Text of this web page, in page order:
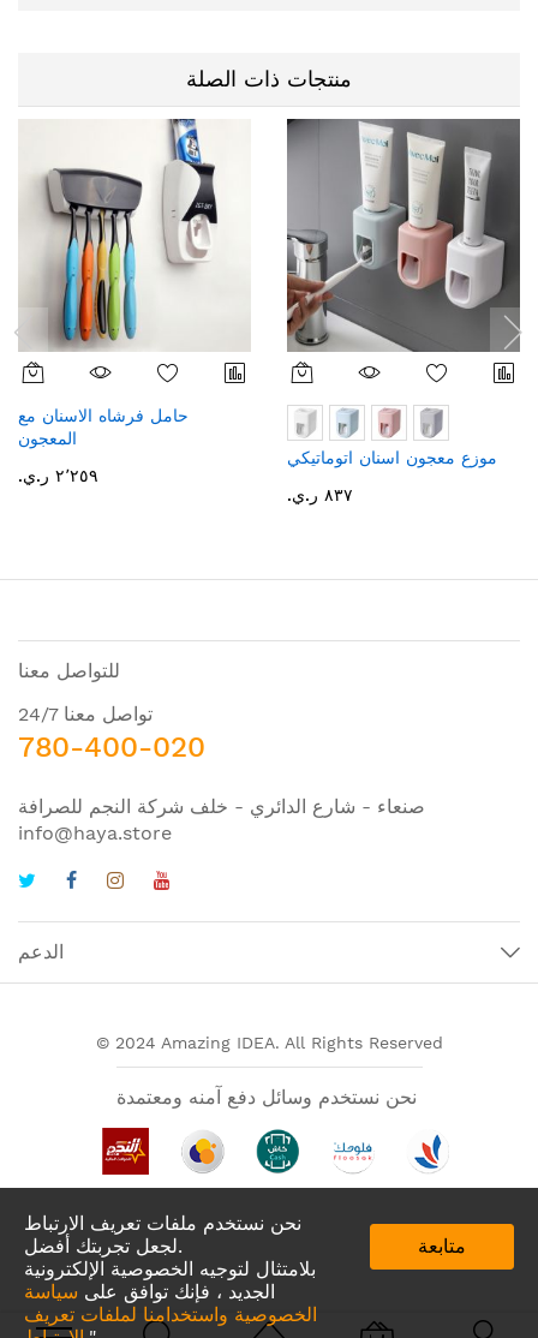
نحن نستخدم ملفات تعريف الارتباط
لجعل تجربتك أفضل.
بلامتثال لتوجيه الخصوصية الإلكترونية
الجديد ، فإنك توافق على سياسة
الخصوصية واستخدامنا لملفات تعريف
متابعة
منتجات ذات الصلة
حامل فرشاه الاسنان مع
المعجون
٢٬٢٥٩ ر.ي.‏
موزع معجون اسنان اتوماتيكي
٨٣٧ ر.ي.‏
للتواصل معنا
تواصل معنا 24/7
780-400-020
صنعاء - شارع الدائري - خلف شركة النجم للصرافة
info@haya.store
الدعم
© 2024 Amazing IDEA. All Rights Reserved
تطبيقات لدينا في